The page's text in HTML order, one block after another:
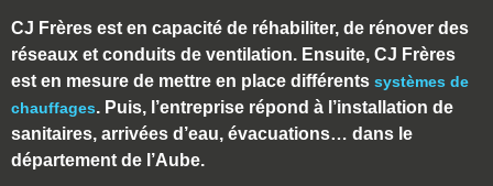
CJ Frères est en capacité de réhabiliter, de rénover des
réseaux et conduits de ventilation. Ensuite, CJ Frères
est en mesure de mettre en place différents systèmes de
chauffages. Puis, l’entreprise répond à l’installation de
sanitaires, arrivées d’eau, évacuations… dans le
département de l’Aube.